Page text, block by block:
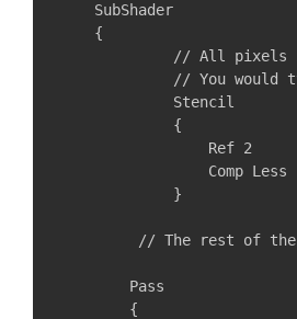
    SubShader
    {
// All pixels
// You would
             Stencil
             {
                 Ref 2
                 Comp Less
             }
// The rest of
        Pass
        {